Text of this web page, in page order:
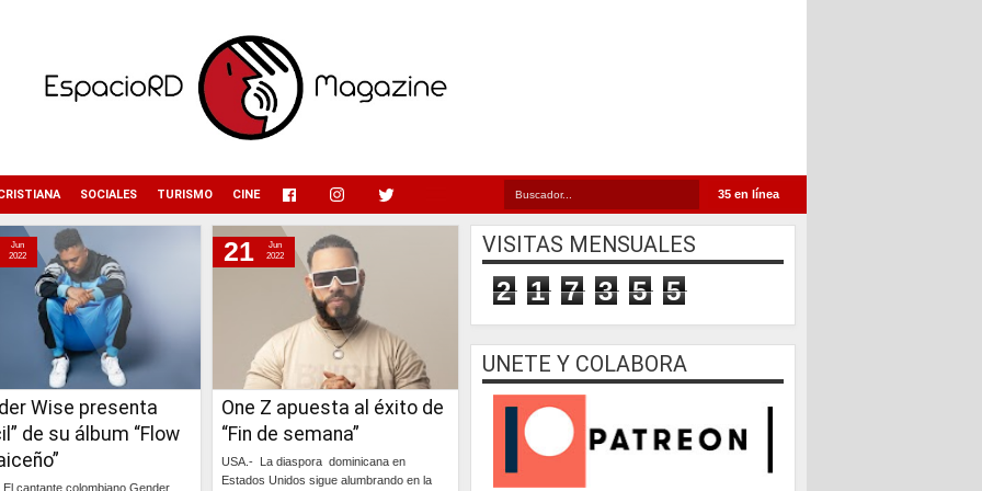
35 en línea
SOCIALES TURISMO CINE
Wise presenta
de su álbum “Flow
cantante colombiano Gender
Jun
2022
One Z apuesta al éxito de
“Fin de semana”
USA.- La diaspora dominicana en
Estados Unidos sigue alumbrando en la
21
Jun
2022
VISITAS MENSUALES
2 1 7 3 5 5
UNETE Y COLABORA